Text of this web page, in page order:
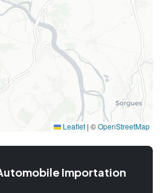
Leaflet | ©OpenStreetMap
Importation